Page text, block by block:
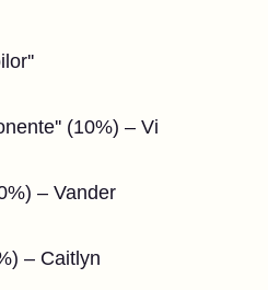
(10%) – Vi
– Vander
– Caitlyn